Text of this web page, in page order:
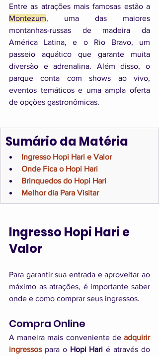
Montezum, uma das maiores
montanhas-russas de madeira da
América Latina, e o Rio Bravo, um
passeio aquático que garante muita
diversão e adrenalina. Além disso, o
parque conta com shows ao vivo,
eventos temáticos e uma ampla oferta
de opções gastronômicas.
Sumário da Matéria
Ingresso Hopi Hari e Valor
Onde Fica o Hopi Hari
Brinquedos do Hopi Hari
Melhor dia Para Visitar
Ingresso Hopi Hari e
Valor
Para garantir sua entrada e aproveitar ao
máximo as atrações, é importante saber
onde e como comprar seus ingressos.
Compra Online
A maneira mais conveniente de adquirir
ingressos para o Hopi Hari